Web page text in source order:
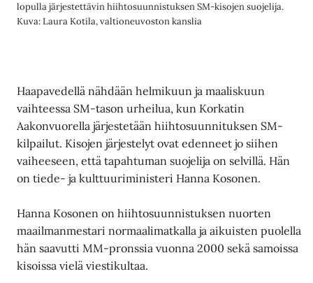
lopulla järjestettävin hiihtosuunnistuksen SM-kisojen suojelija.
Kuva: Laura Kotila, valtioneuvoston kanslia
Haapavedellä nähdään helmikuun ja maaliskuun
vaihteessa SM-tason urheilua, kun Korkatin
Aakonvuorella järjestetään hiihtosuunnituksen SM-
kilpailut. Kisojen järjestelyt ovat edenneet jo siihen
vaiheeseen, että tapahtuman suojelija on selvillä. Hän
on tiede- ja kulttuuriministeri Hanna Kosonen.
Hanna Kosonen on hiihtosuunnistuksen nuorten
maailmanmestari normaalimatkalla ja aikuisten puolella
hän saavutti MM-pronssia vuonna 2000 sekä samoissa
kisoissa vielä viestikultaa.